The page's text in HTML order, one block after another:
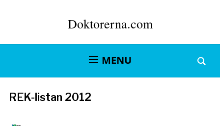
Doktorerna.com
MENU
REK-listan 2012